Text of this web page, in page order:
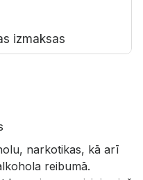
izmaksas
narkotikas, kā arī
reibumā.